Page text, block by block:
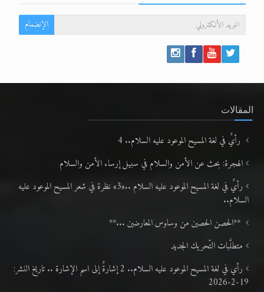
الإنضمام
المقالات
رأيٌ في لغة المسيح الموعود عليه السلام.. 4
الهجرة: بحث عن الأمن والسلام في سبيل إرساء الأمن والسلام
رأيٌ في لغة المسيح الموعود عليه السلام ..«3» نظرة في شعر المسيح الموعود عليه
السلام..
**الحصن الحصين من وساوس المعارضين ...**
متطلَّبات التّحريك الجديد
رأي في لغة المسيح الموعود عليه السلام.. 2 إشارةٌ إلى اسم الإشارة .. تاريخ النشر:
19-2-2026